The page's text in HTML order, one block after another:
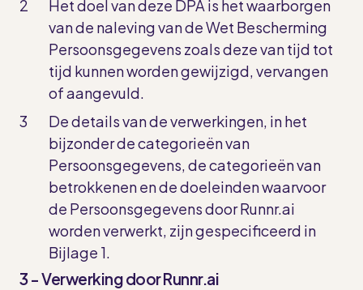
Het doel van deze DPA is het waarborgen
van de naleving van de Wet Bescherming
Persoonsgegevens zoals deze van tijd tot
tijd kunnen worden gewijzigd, vervangen
of aangevuld.
De details van de verwerkingen, in het
bijzonder de categorieën van
Persoonsgegevens, de categorieën van
betrokkenen en de doeleinden waarvoor
de Persoonsgegevens door Runnr.ai
worden verwerkt, zijn gespecificeerd in
Bijlage 1.
3 - Verwerking door Runnr.ai